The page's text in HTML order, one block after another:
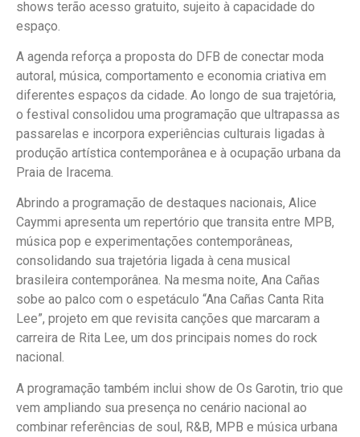
shows terão acesso gratuito, sujeito à capacidade do
espaço.
A agenda reforça a proposta do DFB de conectar moda
autoral, música, comportamento e economia criativa em
diferentes espaços da cidade. Ao longo de sua trajetória,
o festival consolidou uma programação que ultrapassa as
passarelas e incorpora experiências culturais ligadas à
produção artística contemporânea e à ocupação urbana da
Praia de Iracema.
Abrindo a programação de destaques nacionais, Alice
Caymmi apresenta um repertório que transita entre MPB,
música pop e experimentações contemporâneas,
consolidando sua trajetória ligada à cena musical
brasileira contemporânea. Na mesma noite, Ana Cañas
sobe ao palco com o espetáculo “Ana Cañas Canta Rita
Lee”, projeto em que revisita canções que marcaram a
carreira de Rita Lee, um dos principais nomes do rock
nacional.
A programação também inclui show de Os Garotin, trio que
vem ampliando sua presença no cenário nacional ao
combinar referências de soul, R&B, MPB e música urbana